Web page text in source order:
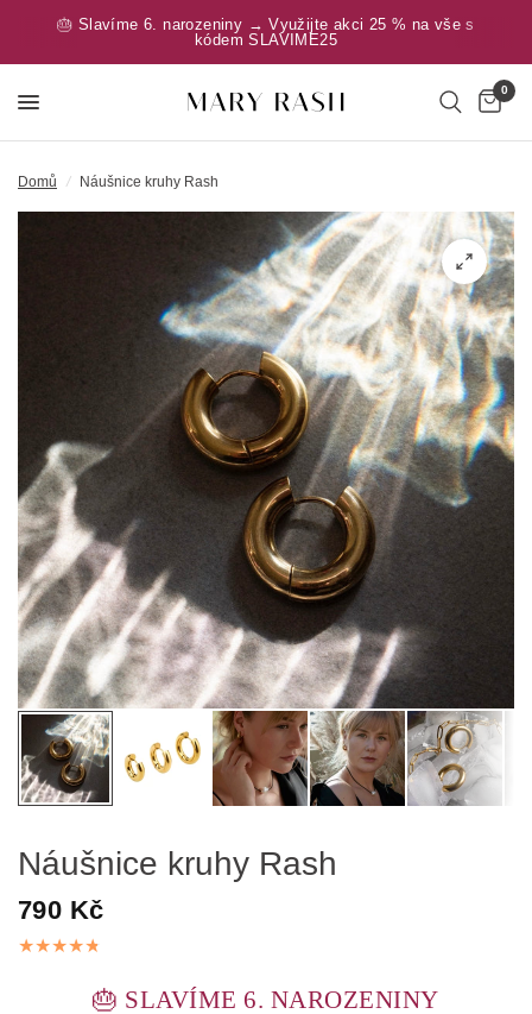
🎂 Slavíme 6. narozeniny → Využijte akci 25 % na vše s
kódem SLAVIME25
0
Domů / Náušnice kruhy Rash
Náušnice kruhy Rash
790 Kč
🎂 SLAVÍME 6. NAROZENINY